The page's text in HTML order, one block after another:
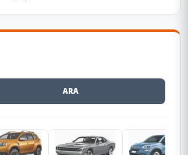
ARA